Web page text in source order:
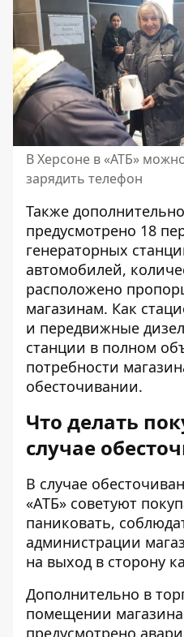
В Херсоне в «АТБ»
зарядить телефон
Также
предусмотрено 18
генераторных
автомобилей,
расположено
магазинам. Как
и передвижные
станции в полном
потребности
обесточивании.
Что делать
случае
В случае
«АТБ» советуют
паниковать,
администрации
на выход в сторону
Дополнительно в
помещении
предусмотрено